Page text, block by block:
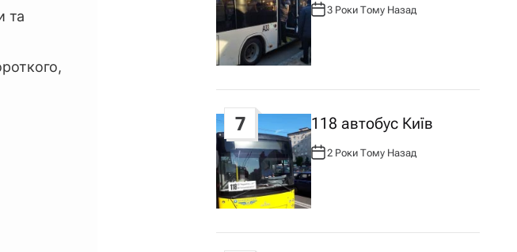
та
А
Р
:
3 Роки Тому Назад
7 118 автобус Київ
А
В
Т
Р
:
2 Роки Тому Назад